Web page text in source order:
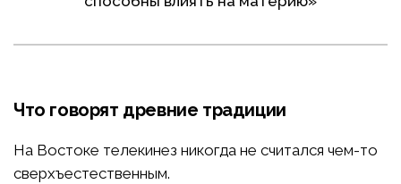
Что говорят древние традиции
На Востоке телекинез никогда не считался чем-то
сверхъестественным.